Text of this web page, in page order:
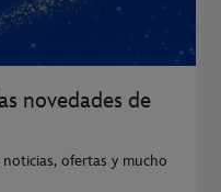
novedades de
ofertas y mucho